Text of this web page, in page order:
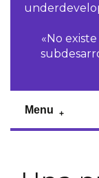
«No
Menu